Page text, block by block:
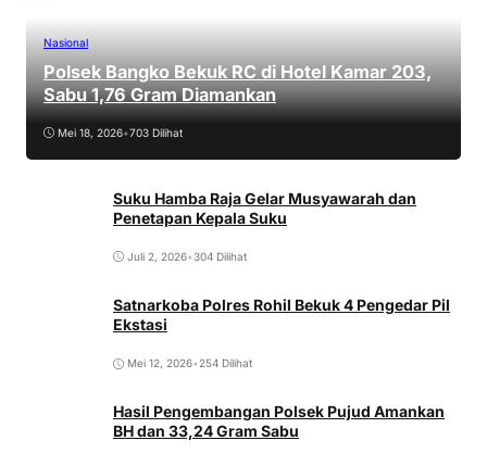
Nasional
Polsek Bangko Bekuk RC di Hotel Kamar 203,
Sabu 1,76 Gram Diamankan
Mei 18, 2026•703 Dilihat
Suku Hamba Raja Gelar Musyawarah dan
Penetapan Kepala Suku
Juli 2, 2026•304 Dilihat
Satnarkoba Polres Rohil Bekuk 4 Pengedar Pil
Ekstasi
Mei 12, 2026• 254 Dilihat
Hasil Pengembangan Polsek Pujud Amankan
BH dan 33,24 Gram Sabu